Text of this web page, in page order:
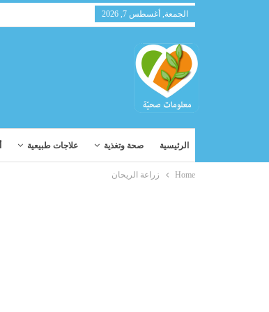
الجمعة, أغسطس 7, 2026
الرئيسية صحة وتغذية علاجات طبيعية
Home زراعة الريحان